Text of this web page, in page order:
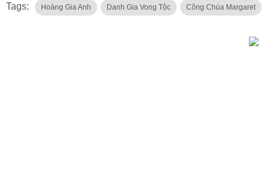
Tags: Hoàng Gia Anh Danh Gia Vong Tộc Công Chúa Margaret